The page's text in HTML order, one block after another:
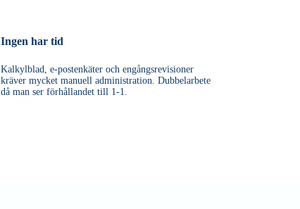
Ingen har tid
Kalkylblad, e-postenkäter och engångsrevisioner
kräver mycket manuell administration. Dubbelarbete
då man ser förhållandet till 1-1.